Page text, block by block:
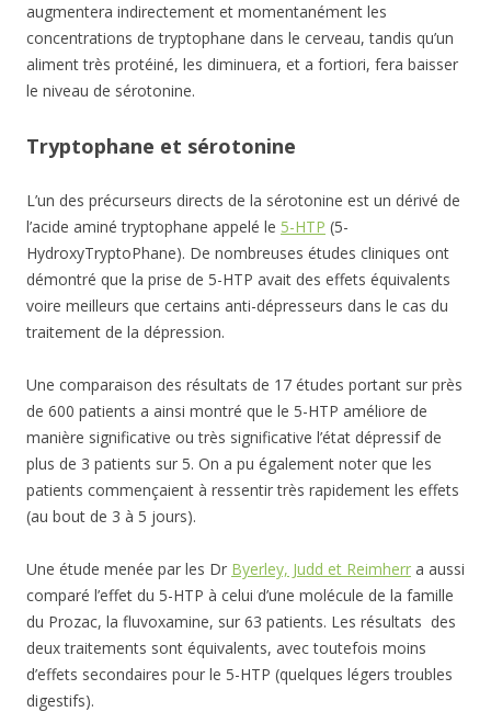
augmentera indirectement et momentanément les
concentrations de tryptophane dans le cerveau, tandis qu’un
aliment très protéiné, les diminuera, et a fortiori, fera baisser
le niveau de sérotonine.
Tryptophane et sérotonine
L’un des précurseurs directs de la sérotonine est un dérivé de
l’acide aminé tryptophane appelé le 5-HTP (5-
HydroxyTryptoPhane). De nombreuses études cliniques ont
démontré que la prise de 5-HTP avait des effets équivalents
voire meilleurs que certains anti-dépresseurs dans le cas du
traitement de la dépression.
Une comparaison des résultats de 17 études portant sur près
de 600 patients a ainsi montré que le 5-HTP améliore de
manière significative ou très significative l’état dépressif de
plus de 3 patients sur 5. On a pu également noter que les
patients commençaient à ressentir très rapidement les effets
(au bout de 3 à 5 jours).
Une étude menée par les Dr Byerley, Judd et Reimherr a aussi
comparé l’effet du 5-HTP à celui d’une molécule de la famille
du Prozac, la fluvoxamine, sur 63 patients. Les résultats des
deux traitements sont équivalents, avec toutefois moins
d’effets secondaires pour le 5-HTP (quelques légers troubles
digestifs).